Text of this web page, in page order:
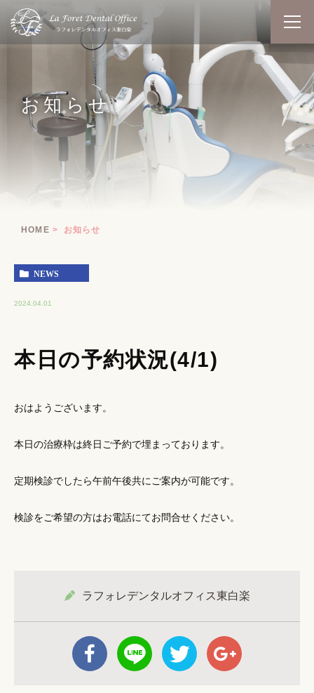
お知らせ
HOME お知らせ
NEWS
2024.04.01
本日の予約状況(4/1)
おはようございます。
本日の治療枠は終日ご予約で埋まっております。
定期検診でしたら午前午後共にご案内が可能です。
検診をご希望の方はお電話にてお問合せください。
ラフォレデンタルオフィス東白楽